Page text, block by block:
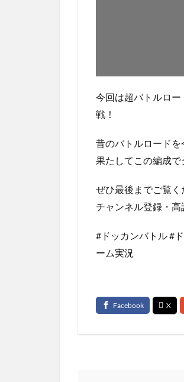
今回は超バトルロ
戦！
昔のバトルロードを
果たしてこの編成で
ぜひ最後までご覧く
チャンネル登録・高
#ドッカンバトル #
ーム実況